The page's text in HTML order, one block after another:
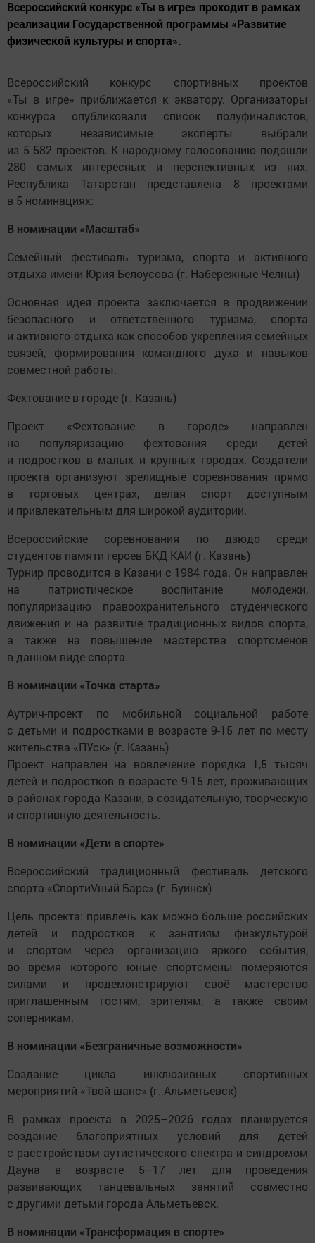
Всероссийский конкурс «Ты в игре» проходит в рамках
реализации Государственной программы «Развитие
физической культуры и спорта».
Всероссийский конкурс спортивных проектов
«Ты в игре» приближается к экватору. Организаторы
конкурса опубликовали список полуфиналистов,
которых независимые эксперты выбрали
из 5 582 проектов. К народному голосованию подошли
280 самых интересных и перспективных из них.
Республика Татарстан представлена 8 проектами
в 5 номинациях:
В номинации «Масштаб»
Семейный фестиваль туризма, спорта и активного
отдыха имени Юрия Белоусова (г. Набережные Челны)
Основная идея проекта заключается в продвижении
безопасного и ответственного туризма, спорта
и активного отдыха как способов укрепления семейных
связей, формирования командного духа и навыков
совместной работы.
Фехтование в городе (г. Казань)
Проект «Фехтование в городе» направлен
на популяризацию фехтования среди детей
и подростков в малых и крупных городах. Создатели
проекта организуют зрелищные соревнования прямо
в торговых центрах, делая спорт доступным
и привлекательным для широкой аудитории.
Всероссийские соревнования по дзюдо среди
студентов памяти героев БКД КАИ (г. Казань)
Турнир проводится в Казани с 1984 года. Он направлен
на патриотическое воспитание молодежи,
популяризацию правоохранительного студенческого
движения и на развитие традиционных видов спорта,
а также на повышение мастерства спортсменов
в данном виде спорта.
В номинации «Точка старта»
Аутрич-проект по мобильной социальной работе
с детьми и подростками в возрасте 9-15 лет по месту
жительства «ПУск» (г. Казань)
Проект направлен на вовлечение порядка 1,5 тысяч
детей и подростков в возрасте 9-15 лет, проживающих
в районах города Казани, в созидательную, творческую
и спортивную деятельность.
В номинации «Дети в спорте»
Всероссийский традиционный фестиваль детского
спорта «СпортиVный Барс» (г. Буинск)
Цель проекта: привлечь как можно больше российских
детей и подростков к занятиям физкультурой
и спортом через организацию яркого события,
во время которого юные спортсмены померяются
силами и продемонстрируют своё мастерство
приглашенным гостям, зрителям, а также своим
соперникам.
В номинации «Безграничные возможности»
Создание цикла инклюзивных спортивных
мероприятий «Твой шанс» (г. Альметьевск)
В рамках проекта в 2025–2026 годах планируется
создание благоприятных условий для детей
c расстройством аутистического спектра и синдромом
Дауна в возрасте 5–17 лет для проведения
развивающих танцевальных занятий совместно
с другими детьми города Альметьевск.
В номинации «Трансформация в спорте»